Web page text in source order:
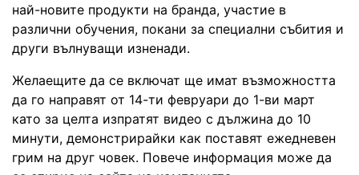
най-новите продукти на бранда, участие в
различни обучения, покани за специални събития и
други вълнуващи изненади.
Желаещите да се включат ще имат възможността
да го направят от 14-ти февруари до 1-ви март
като за целта изпратят видео с дължина до 10
минути, демонстрирайки как поставят ежедневен
грим на друг човек. Повече информация може да